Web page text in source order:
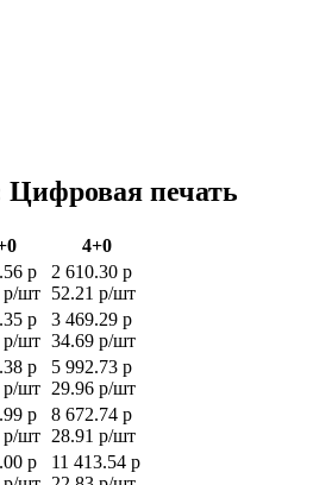
печать
4+0
р
р/шт
2 610.30 р
52.21 р/шт
р
р/шт
3 469.29 р
34.69 р/шт
р
р/шт
5 992.73 р
29.96 р/шт
р
р/шт
8 672.74 р
28.91 р/шт
р
11 413.54 р